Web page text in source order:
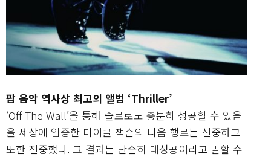
팝 음악 역사상 최고의 앨범 ‘Thriller’
‘Off The Wall’을 통해 솔로로도 충분히 성공할 수 있음
을 세상에 입증한 마이클 잭슨의 다음 행로는 신중하고
또한 진중했다. 그 결과는 단순히 대성공이라고 말할 수